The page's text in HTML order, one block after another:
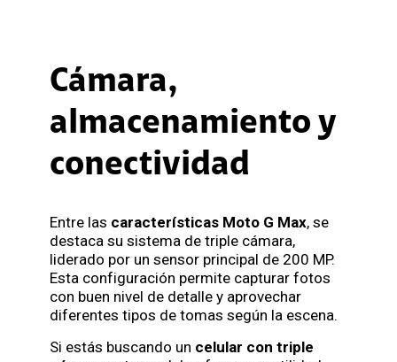
Cámara,
almacenamiento y
conectividad
Entre las características Moto G Max, se
destaca su sistema de triple cámara,
liderado por un sensor principal de 200 MP.
Esta configuración permite capturar fotos
con buen nivel de detalle y aprovechar
diferentes tipos de tomas según la escena.
Si estás buscando un celular con triple